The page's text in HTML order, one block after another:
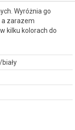
Wyróżnia go
a zarazem
kilku kolorach do